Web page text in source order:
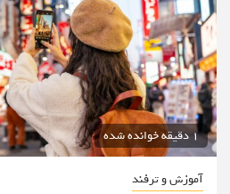
1 دقیقه خوانده شده
آموزش و ترفند